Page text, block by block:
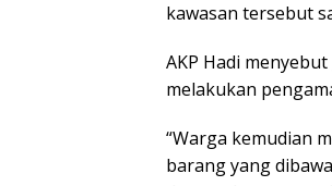
kawasan tersebut
AKP Hadi
melakukan
“Warga kemudian
barang yang